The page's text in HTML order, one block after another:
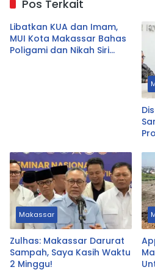
Pos Terkait
Libatkan KUA dan Imam,
MUI Kota Makassar Bahas
Poligami dan Nikah Siri
Makassar
Zulhas: Makassar Darurat
Sampah, Saya Kasih Waktu
2 Minggu!